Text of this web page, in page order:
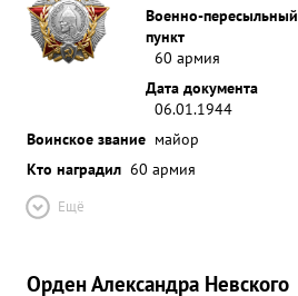
Военно-пересыльный
пункт
60 армия
Дата документа
06.01.1944
Воинское звание майор
Кто наградил 60 армия
Ещё
Орден Александра Невского